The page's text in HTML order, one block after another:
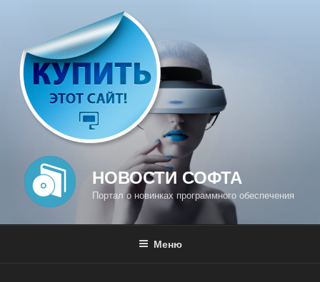
содержимому
НОВОСТИ СОФТА
Портал о новинках программного обеспечения
Меню